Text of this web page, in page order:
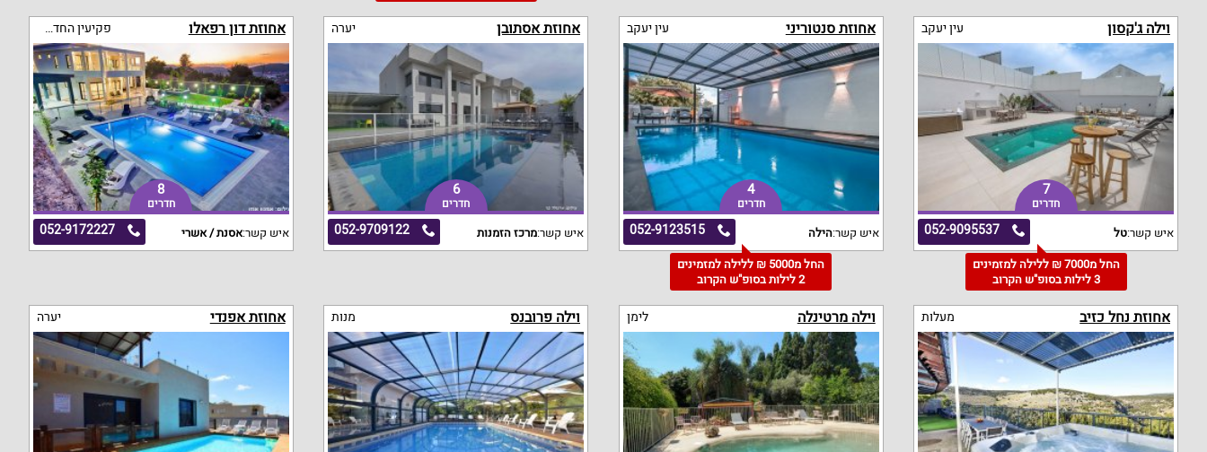
וילה ג'קסון עין יעקב
7
חדרים
052-9095537 איש קשר:טל
החל מ7000 ₪ ללילה למזמינים
3 לילות בסופ"ש הקרוב
אחוזת סנטוריני עין יעקב
4
חדרים
052-9123515 איש קשר:הילה
החל מ5000 ₪ ללילה למזמינים
2 לילות בסופ"ש הקרוב
אחוזת אסתובן יערה
6
חדרים
052-9709122 איש קשר:מרכז הזמנות
אחוזת דון רפאלו פקיעין החדשה
8
חדרים
052-9172227 איש קשר:אסנת / אשרי
אחוזת נחל כזיב מעלות וילה מרטינלה לימן וילה פרובנס מנות אחוזת אפנדי יערה